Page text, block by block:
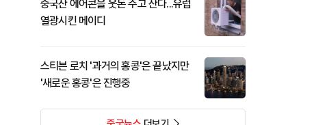
중국산 에어콘을 웃돈 주고 산다...유럽
열광시킨 메이디
스티븐 로치 '과거의 홍콩'은 끝났지만
'새로운 홍콩'은 진행중